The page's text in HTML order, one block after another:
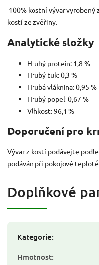
100% kostní vývar vyrobený
kostí ze zvěřiny.
Analytické složky
Hrubý protein: 1,8 %
Hrubý tuk: 0,3 %
Hrubá vláknina: 0,95 %
Hrubý popel: 0,67 %
Vlhkost: 96,1 %
Doporučení pro
Vývar z kostí podávejte
podáván při pokojové
Doplňkové
Kategorie:
Hmotnost: